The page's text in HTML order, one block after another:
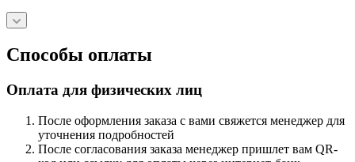
Способы оплаты
Оплата для физических лиц
После оформления заказа с вами свяжется менеджер для
уточнения подробностей
После согласования заказа менеджер пришлет вам QR-